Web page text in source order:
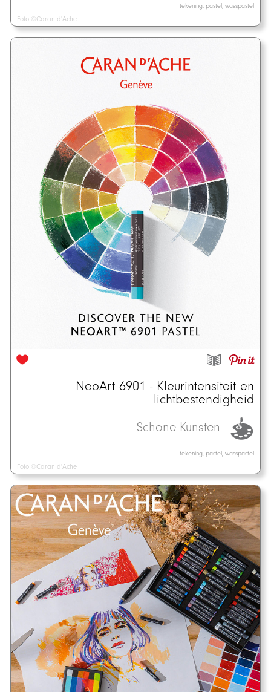
tekening, pastel, wasspastel
Foto ©Caran d'Ache
NeoArt 6901 - Kleurintensiteit en
lichtbestendigheid
Schone Kunsten
tekening, pastel, wasspastel
Foto ©Caran d'Ache